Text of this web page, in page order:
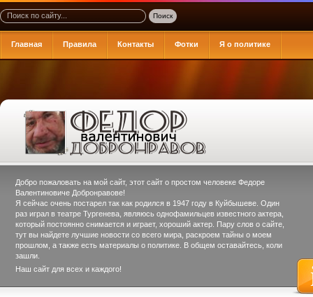
Главная Правила Контакты Фотки Я о политике
Добро пожаловать на мой сайт, этот сайт о простом человеке Федоре
Валентиновиче Добронравове!
Я сейчас очень постарел так как родился в 1947 году в Куйбышеве. Один
раз играл в театре Тургенева, являюсь однофамильцев известного актера,
который постоянно снимается и играет, хороший актер. Пару слов о сайте,
тут вы найдете лучшие новости со всего мира, раскроем тайны о моем
прошлом, а также есть материалы о политике. В общем оставайтесь, коли
зашли.
Наш сайт для всех и каждого!